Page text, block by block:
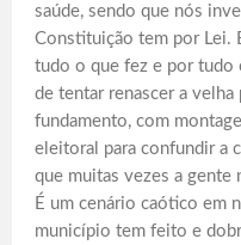
saúde, sendo que nós
Constituição tem por Lei.
tudo o que fez e por tudo
de tentar renascer a
fundamento, com
eleitoral para confundir a
que muitas vezes a gente
É um cenário caótico em
município tem feito e